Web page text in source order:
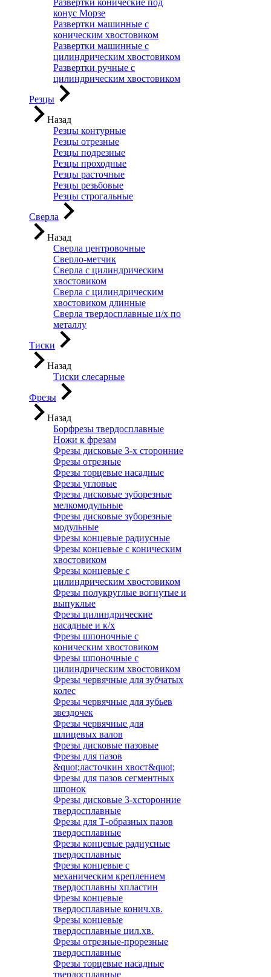
Развертки конические под
конус Морзе
Развертки машинные с
коническим хвостовиком
Развертки машинные с
цилиндрическим хвостовиком
Развертки ручные с
цилиндрическим хвостовиком
Резцы
Назад
Резцы контурные
Резцы отрезные
Резцы подрезные
Резцы проходные
Резцы расточные
Резцы резьбовые
Резцы строгальные
Сверла
Назад
Сверла центровочные
Сверло-метчик
Сверла с цилиндрическим
хвостовиком
Сверла с цилиндрическим
хвостовиком длинные
Сверла твердосплавные ц/х по
металлу
Тиски
Назад
Тиски слесарные
Фрезы
Назад
Борфрезы твердосплавные
Ножи к фрезам
Фрезы дисковые 3-х сторонние
Фрезы отрезные
Фрезы торцевые насадные
Фрезы угловые
Фрезы дисковые зуборезные
мелкомодульные
Фрезы дисковые зуборезные
модульные
Фрезы концевые радиусные
Фрезы концевые с коническим
хвостовиком
Фрезы концевые с
цилиндрическим хвостовиком
Фрезы полукруглые вогнутые и
выпуклые
Фрезы цилиндрические
насадные и к/х
Фрезы шпоночные с
коническим хвостовиком
Фрезы шпоночные с
цилиндрическим хвостовиком
Фрезы червячные для зубчатых
колес
Фрезы червячные для зубьев
звездочек
Фрезы червячные для
шлицевых валов
Фрезы дисковые пазовые
Фрезы для пазов
&quot;ласточкин хвост&quot;
Фрезы для пазов сегментных
шпонок
Фрезы дисковые 3-хсторонние
твердосплавные
Фрезы для Т-образных пазов
твердосплавные
Фрезы концевые радиусные
твердосплавные
Фрезы концевые с
механическим креплением
твердосплавны хпластин
Фрезы концевые
твердосплавные конич.хв.
Фрезы концевые
твердосплавные цил.хв.
Фрезы отрезные-прорезные
твердосплавные
Фрезы торцевые насадные
твердосплавные